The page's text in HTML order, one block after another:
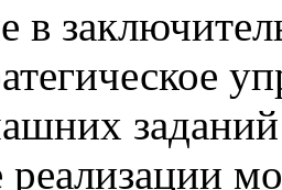
реализации